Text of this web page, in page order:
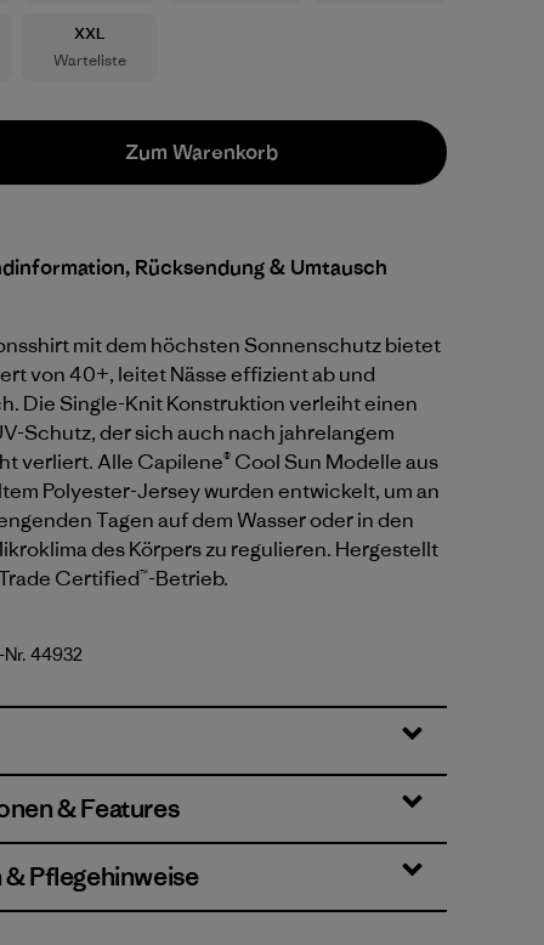
Größe
XXL
Warteliste
Zum Warenkorb
Rücksendung & Umtausch
mit dem höchsten Sonnenschutz bietet
von 40+, leitet Nässe effizient ab und
Die Single-Knit Konstruktion verleiht einen
Schutz, der sich auch nach jahrelangem
verliert. Alle Capilene® Cool Sun Modelle aus
Polyester-Jersey wurden entwickelt, um an
Tagen auf dem Wasser oder in den
des Körpers zu regulieren. Hergestellt
Certified™-Betrieb.
- Light Gumtree Green X-Dye
44932
& Features
Pflegehinweise